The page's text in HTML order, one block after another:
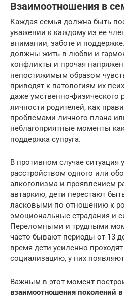
Взаимоотношения в
Каждая семья должна быть
уважении к каждому из ее
внимании, заботе и
должны жить в любви и
конфликты и прочая
непостижимым образом
приводят к патологиям их
даже умственно-физического
личности родителей, как
проблемами личного плана
неблагоприятные моменты
поддержка супруга.
В противном случае ситуация
расстройством одного или
алкоголизма и проявлением
автаркию, дети перестают
ласковыми по отношению к
эмоциональные страдания и
Переломными и трудными
часто бывают периоды от 13
время дети усиленно
социализацию, у них
Важным в этот момент
взаимоотношения поколений